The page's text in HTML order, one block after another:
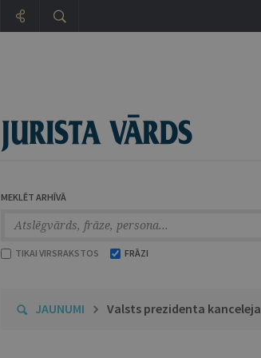
MEKLĒT ARHĪVĀ
TIKAI VIRSRAKSTOS FRĀZI
JAUNUMI Valsts prezidenta kanceleja